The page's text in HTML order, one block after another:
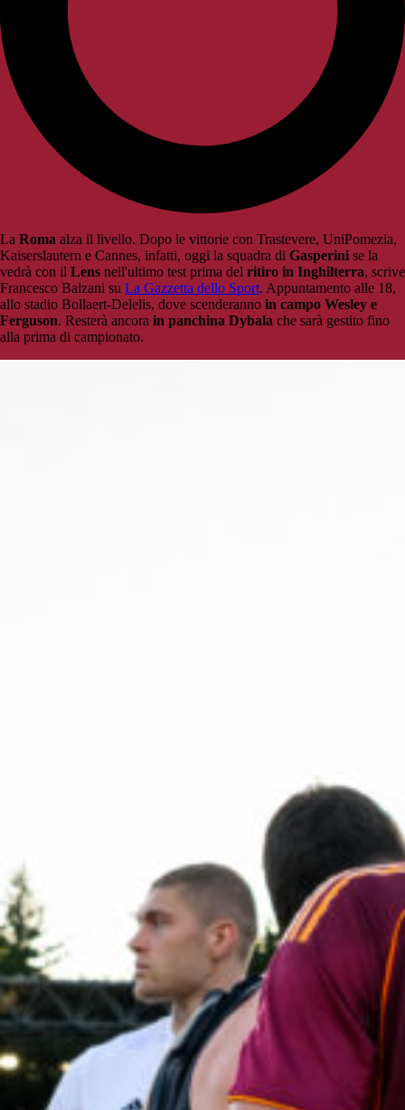
La Roma alza il livello. Dopo le vittorie con Trastevere, UniPomezia,
Kaiserslautern e Cannes, infatti, oggi la squadra di Gasperini se la
vedrà con il Lens nell'ultimo test prima del ritiro in Inghilterra, scrive
Francesco Balzani su La Gazzetta dello Sport. Appuntamento alle 18,
allo stadio Bollaert-Delelis, dove scenderanno in campo Wesley e
Ferguson. Resterà ancora in panchina Dybala che sarà gestito fino
alla prima di campionato.